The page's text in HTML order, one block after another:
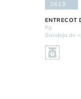
2613
ENTRECOT
Kg
Bandeja de